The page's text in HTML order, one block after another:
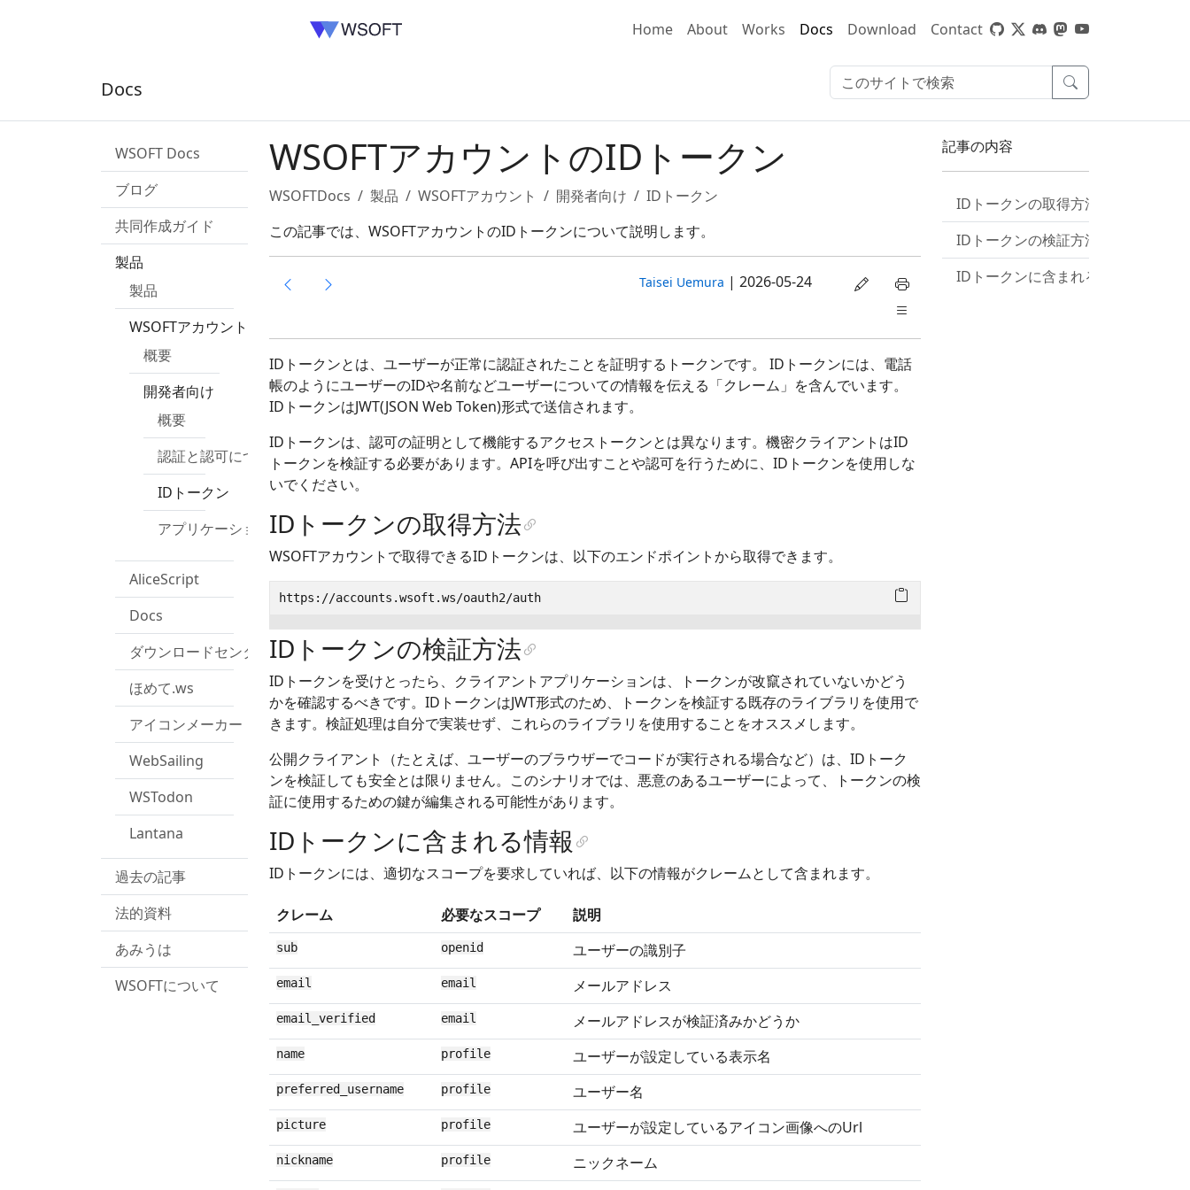
Home About Works Docs Download Contact
Docs
WSOFT Docs
ブログ
共同作成ガイド
製品
製品
WSOFTアカウント
概要
開発者向け
概要
認証と認可について
IDトークン
アプリケーションを登録する
AliceScript
Docs
ダウンロードセンター
ほめて.ws
アイコンメーカー
WebSailing
WSTodon
Lantana
過去の記事
法的資料
あみうは
WSOFTについて
記事の内容
IDトークンの取得方法
IDトークンの検証方法
IDトークンに含まれる情報
WSOFTアカウントのIDトークン
WSOFTDocs 製品 WSOFTアカウント 開発者向け
IDトークン
この記事では、WSOFTアカウントのIDトークンについて説明します。
Taisei Uemura | 2026-05-24
IDトークンとは、ユーザーが正常に認証されたことを証明するトークンです。 IDトークンには、電話
帳のようにユーザーのIDや名前などユーザーについての情報を伝える「クレーム」を含んでいます。
IDトークンはJWT(JSON Web Token)形式で送信されます。
IDトークンは、認可の証明として機能するアクセストークンとは異なります。機密クライアントはID
トークンを検証する必要があります。APIを呼び出すことや認可を行うために、IDトークンを使用しな
いでください。
IDトークンの取得方法
WSOFTアカウントで取得できるIDトークンは、以下のエンドポイントから取得できます。
IDトークンの検証方法
IDトークンを受けとったら、クライアントアプリケーションは、トークンが改竄されていないかどう
かを確認するべきです。IDトークンはJWT形式のため、トークンを検証する既存のライブラリを使用で
きます。検証処理は自分で実装せず、これらのライブラリを使用することをオススメします。
公開クライアント（たとえば、ユーザーのブラウザーでコードが実行される場合など）は、IDトーク
ンを検証しても安全とは限りません。このシナリオでは、悪意のあるユーザーによって、トークンの検
証に使用するための鍵が編集される可能性があります。
IDトークンに含まれる情報
IDトークンには、適切なスコープを要求していれば、以下の情報がクレームとして含まれます。
クレーム 必要なスコープ 説明
sub openid ユーザーの識別子
email email メールアドレス
email_verified email メールアドレスが検証済みかどうか
name profile ユーザーが設定している表示名
preferred_username profile ユーザー名
picture profile ユーザーが設定しているアイコン画像へのUrl
nickname profile ニックネーム